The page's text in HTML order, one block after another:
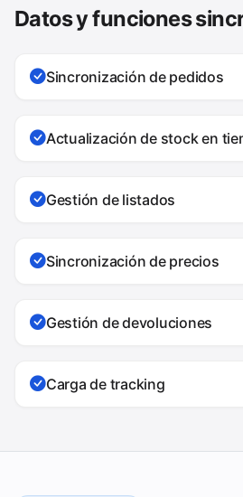
Datos y funciones
Sincronización de pedidos
Actualización de stock en
Gestión de listados
Sincronización de precios
Gestión de devoluciones
Carga de tracking